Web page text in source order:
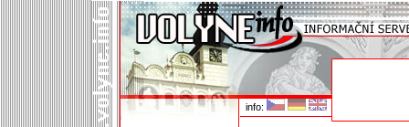
info: